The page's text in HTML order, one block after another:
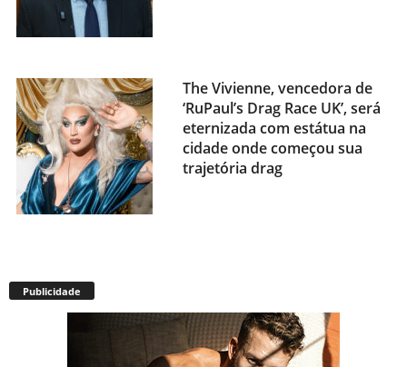
The Vivienne, vencedora de
‘RuPaul’s Drag Race UK’, será
eternizada com estátua na
cidade onde começou sua
trajetória drag
“românticas” em iate
Publicidade